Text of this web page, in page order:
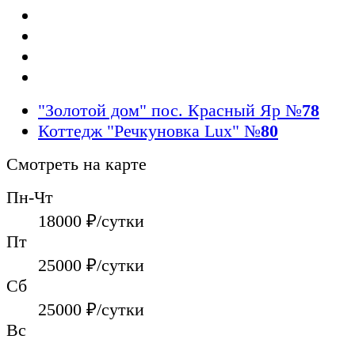
"Золотой дом" пос. Красный Яр №78
Коттедж "Речкуновка Lux" №80
Смотреть на карте
Пн-Чт
18000 ₽/сутки
Пт
25000 ₽/сутки
Сб
25000 ₽/сутки
Вс